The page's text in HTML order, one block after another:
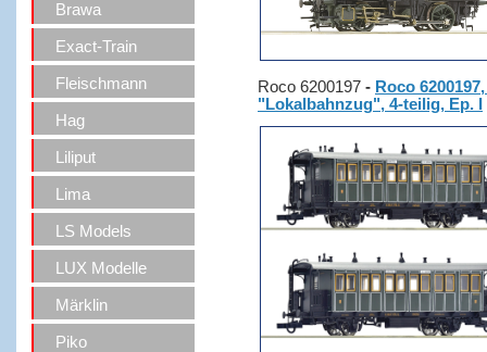
Brawa
Exact-Train
Fleischmann
Hag
Liliput
Lima
LS Models
LUX Modelle
Märklin
Piko
Roco 6200197 - Roco
"Lokalbahnzug", 4-teilig, Ep. I